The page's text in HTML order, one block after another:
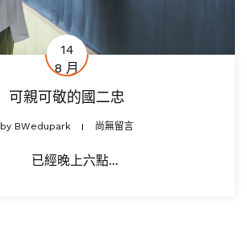
14
8 月
可親可敬的國二忠
by BWedupark 尚無留言
已經晚上六點...